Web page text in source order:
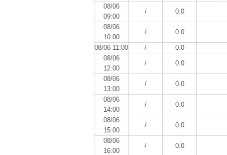
08/06
09:00
/ 0.0
08/06
10:00
/ 0.0
08/06 11:00 / 0.0
08/06
12:00
/ 0.0
08/06
13:00
/ 0.0
08/06
14:00
/ 0.0
08/06
15:00
/ 0.0
08/06
16:00
/ 0.0